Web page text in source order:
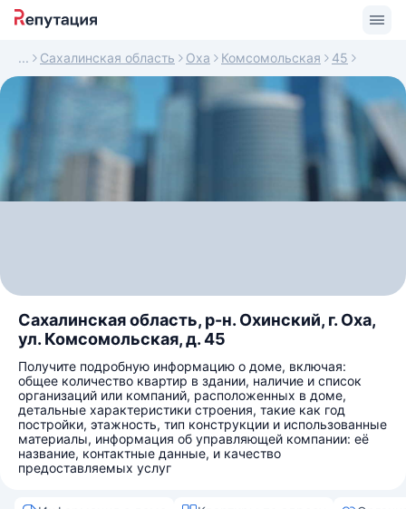
Сахалинская область Оха Комсомольская 45
Сахалинская область, р-н. Охинский, г. Оха,
ул. Комсомольская, д. 45
Получите подробную информацию о доме, включая:
общее количество квартир в здании, наличие и список
организаций или компаний, расположенных в доме,
детальные характеристики строения, такие как год
постройки, этажность, тип конструкции и использованные
материалы, информация об управляющей компании: её
название, контактные данные, и качество
предоставляемых услуг